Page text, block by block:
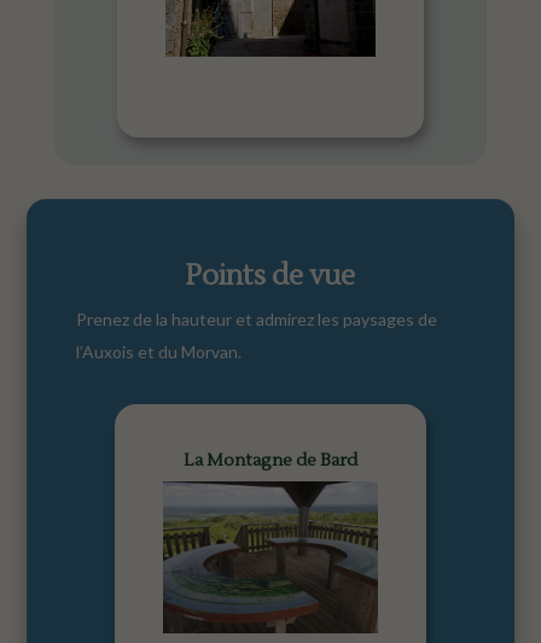
Points de vue
Prenez de la hauteur et admirez les paysages de
l’Auxois et du Morvan.
La Montagne de Bard